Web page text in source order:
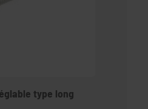
type long